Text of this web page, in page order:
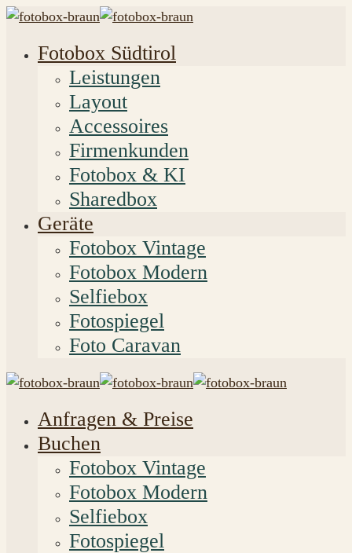
Fotobox Südtirol
Leistungen
Layout
Accessoires
Firmenkunden
Fotobox & KI
Sharedbox
Geräte
Fotobox Vintage
Fotobox Modern
Selfiebox
Fotospiegel
Foto Caravan
Anfragen & Preise
Buchen
Fotobox Vintage
Fotobox Modern
Selfiebox
Fotospiegel